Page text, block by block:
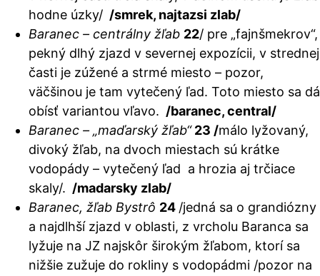
hodne úzky/ /smrek, najtazsi zlab/
Baranec – centrálny žľab 22/ pre „fajnšmekrov“,
pekný dlhý zjazd v severnej expozícii, v strednej
časti je zúžené a strmé miesto – pozor,
väčšinou je tam vytečený ľad. Toto miesto sa dá
obísť variantou vľavo. /baranec, central/
Baranec – „maďarský žľab“23 /málo lyžovaný,
divoký žľab, na dvoch miestach sú krátke
vodopády – vytečený ľad a hrozia aj trčiace
skaly/. /madarsky zlab/
Baranec, žľab Bystrô 24 /jedná sa o grandiózny
a najdlhší zjazd v oblasti, z vrcholu Baranca sa
lyžuje na JZ najskôr širokým žľabom, ktorí sa
nižšie zužuje do rokliny s vodopádmi /pozor na